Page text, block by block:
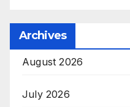
Archives
August 2026
July 2026